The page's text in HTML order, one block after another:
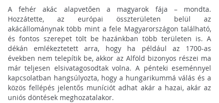
A fehér akác alapvetően a magyarok fája – mondta.
Hozzátette, az európai összterületen belül az
akácállománynak több mint a fele Magyarországon található,
és fontos szerepet tölt be hazánkban több területen is. A
dékán emlékeztetett arra, hogy ha például az 1700-as
években nem telepítik be, akkor az Alföld bizonyos részei ma
már teljesen elsivatagosodtak volna. A pénteki eseménnyel
kapcsolatban hangsúlyozta, hogy a hungarikummá válás és a
közös fellépés jelentős muníciót adhat akár a hazai, akár az
uniós döntések meghozatalakor.